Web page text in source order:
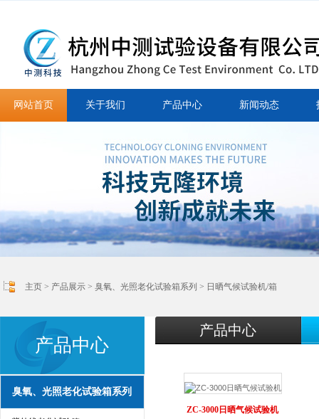
网站首页 关于我们 产品中心 新闻动态
主页 > 产品展示 > 臭氧、光照老化试验箱系列 > 日晒气候试验机/箱
产品中心
臭氧、光照老化试验箱系列
产品中心
ZC-3000日晒气候试验机